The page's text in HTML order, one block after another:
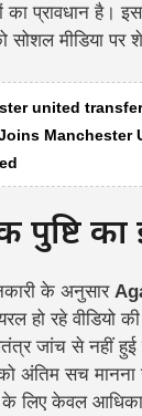
का प्रावधान है।
सोशल मीडिया पर
united
Manchester
पुष्टि
के अनुसार
हो रहे वीडियो
जांच से नहीं
अंतिम सच मानना
के लिए केवल